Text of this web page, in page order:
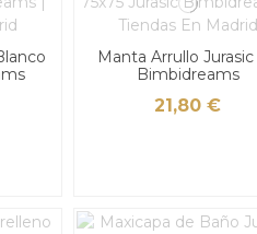
Manta Arrullo
Bimbidreams
21,80 €